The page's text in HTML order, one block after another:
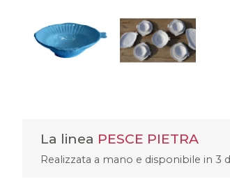
La linea PESCE PIETRA
Realizzata a mano e disponibile in 3